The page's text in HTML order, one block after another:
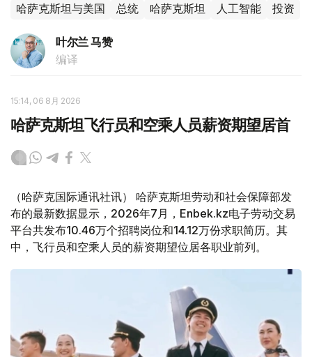
哈萨克斯坦与美国 总统 哈萨克斯坦 人工智能 投资
叶尔兰 马赞
编译
15:14, 06 8月 2026
哈萨克斯坦飞行员和空乘人员薪资期望居首
（哈萨克国际通讯社讯） 哈萨克斯坦劳动和社会保障部发
布的最新数据显示，2026年7月，Enbek.kz电子劳动交易
平台共发布10.46万个招聘岗位和14.12万份求职简历。其
中，飞行员和空乘人员的薪资期望位居各职业前列。